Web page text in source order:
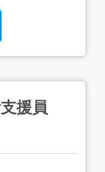
援員